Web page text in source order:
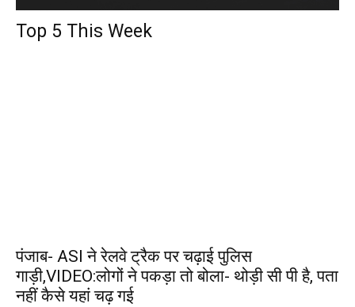
Top 5 This Week
पंजाब- ASI ने रेलवे ट्रैक पर चढ़ाई पुलिस
गाड़ी,VIDEO:लोगों ने पकड़ा तो बोला- थोड़ी सी पी है, पता
नहीं कैसे यहां चढ़ गई